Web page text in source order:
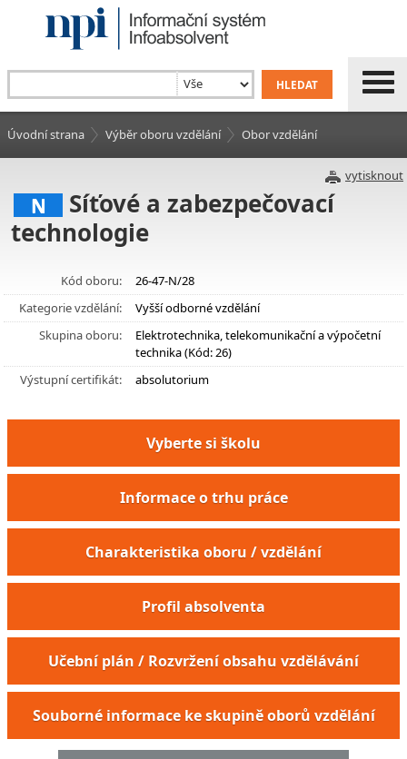
Úvodní strana Výběr oboru vzdělání Obor vzdělání
vytisknout
N
Síťové a zabezpečovací
technologie
Kód oboru:
26-47-N/28
Kategorie vzdělání:
Vyšší odborné vzdělání
Skupina oboru:
Elektrotechnika, telekomunikační a výpočetní
technika (Kód: 26)
Výstupní certifikát:
absolutorium
Vyberte si školu
Informace o trhu práce
Charakteristika oboru / vzdělání
Profil absolventa
Učební plán / Rozvržení obsahu vzdělávání
Souborné informace ke skupině oborů vzdělání